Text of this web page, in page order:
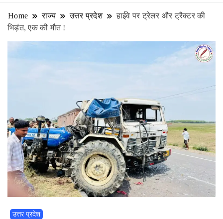
Home राज्य उत्तर प्रदेश
हाईवे पर ट्रेलर और ट्रैक्टर की
भिड़ंत, एक की मौत !
उत्तर प्रदेश